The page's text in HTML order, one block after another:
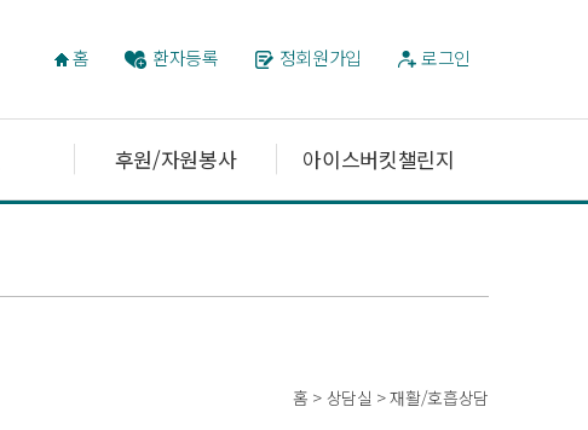
홈 환자등록 정회원가입 로그인
후원/자원봉사 아이스버킷챌린지
홈 > 상담실 > 재활/호흡상담